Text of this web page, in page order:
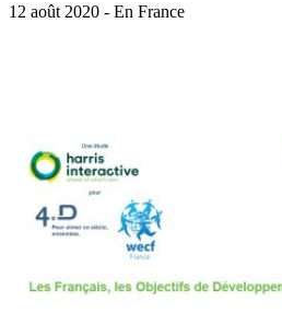
12 août 2020 - En France